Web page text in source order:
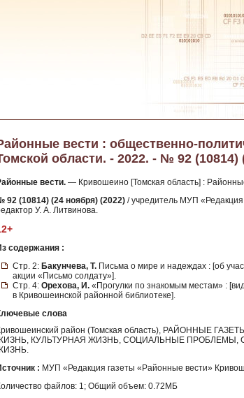
вести : общественно-
области. - 2022. - № 92 (10814)
вести. — Кривошеино [Томская область] :
92 (10814) (24 ноября) (2022) / учредитель МУП
У. А. Литвинова.
содержания :
Стр. 2: Бакунчева, Т. Письма о мире и надеждах : [об
акции «Письмо солдату»].
Стр. 4: Орехова, И. «Прогулки по знакомым местам» :
в Кривошеинской районной библиотеке].
слова
район (Томская область), РАЙОННЫЕ
КУЛЬТУРНАЯ ЖИЗНЬ, СОЦИАЛЬНЫЕ ПРОБЛЕМЫ,
: МУП «Редакция газеты «Районные вести»
файлов: 1; Общий объем: 0.72МБ